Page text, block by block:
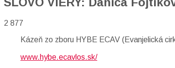
2 877
Kázeň zo zboru HYBE ECAV (Evanjelická
www.hybe.ecavlos.sk/